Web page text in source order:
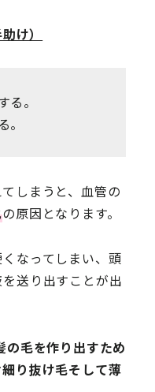
け）
。
しまうと、血管の
の原因となります。
なってしまい、頭
送り出すことが出
の毛を作り出すため
り抜け毛そして薄